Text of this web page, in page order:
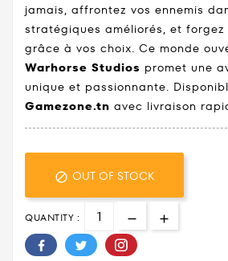
jamais, affrontez vos ennemis
stratégiques améliorés, et
grâce à vos choix. Ce monde
Warhorse Studios promet une
unique et passionnante.
Gamezone.tn avec livraison
 OUT OF STOCK
QUANTITY :